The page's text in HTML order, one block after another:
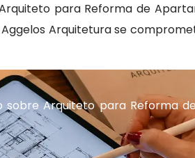
para Reforma de
Arquitetura se
Arquiteto para Reforma